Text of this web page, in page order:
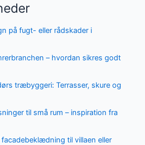
på fugt- eller rådskader i
– hvordan sikres godt
træbyggeri: Terrasser, skure og
til små rum – inspiration fra
til villaen eller